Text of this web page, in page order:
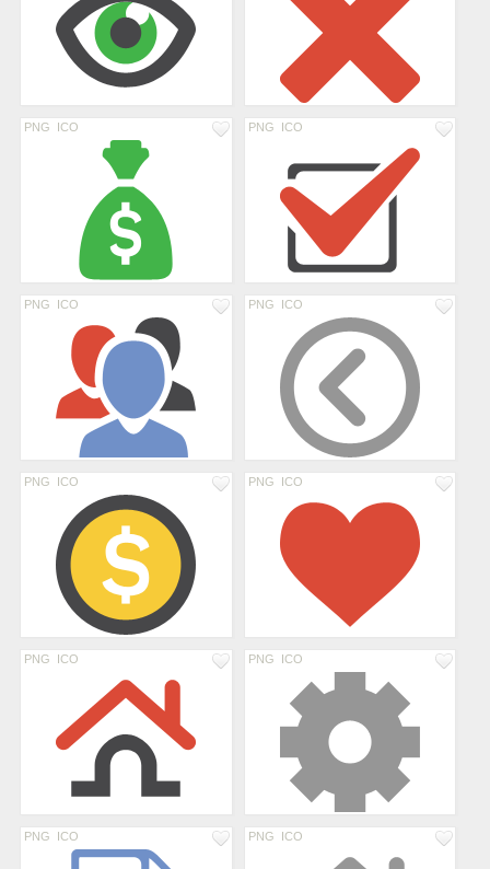
PNG ICO PNG ICO
PNG ICO PNG ICO
PNG ICO PNG ICO
PNG ICO PNG ICO
PNG ICO PNG ICO